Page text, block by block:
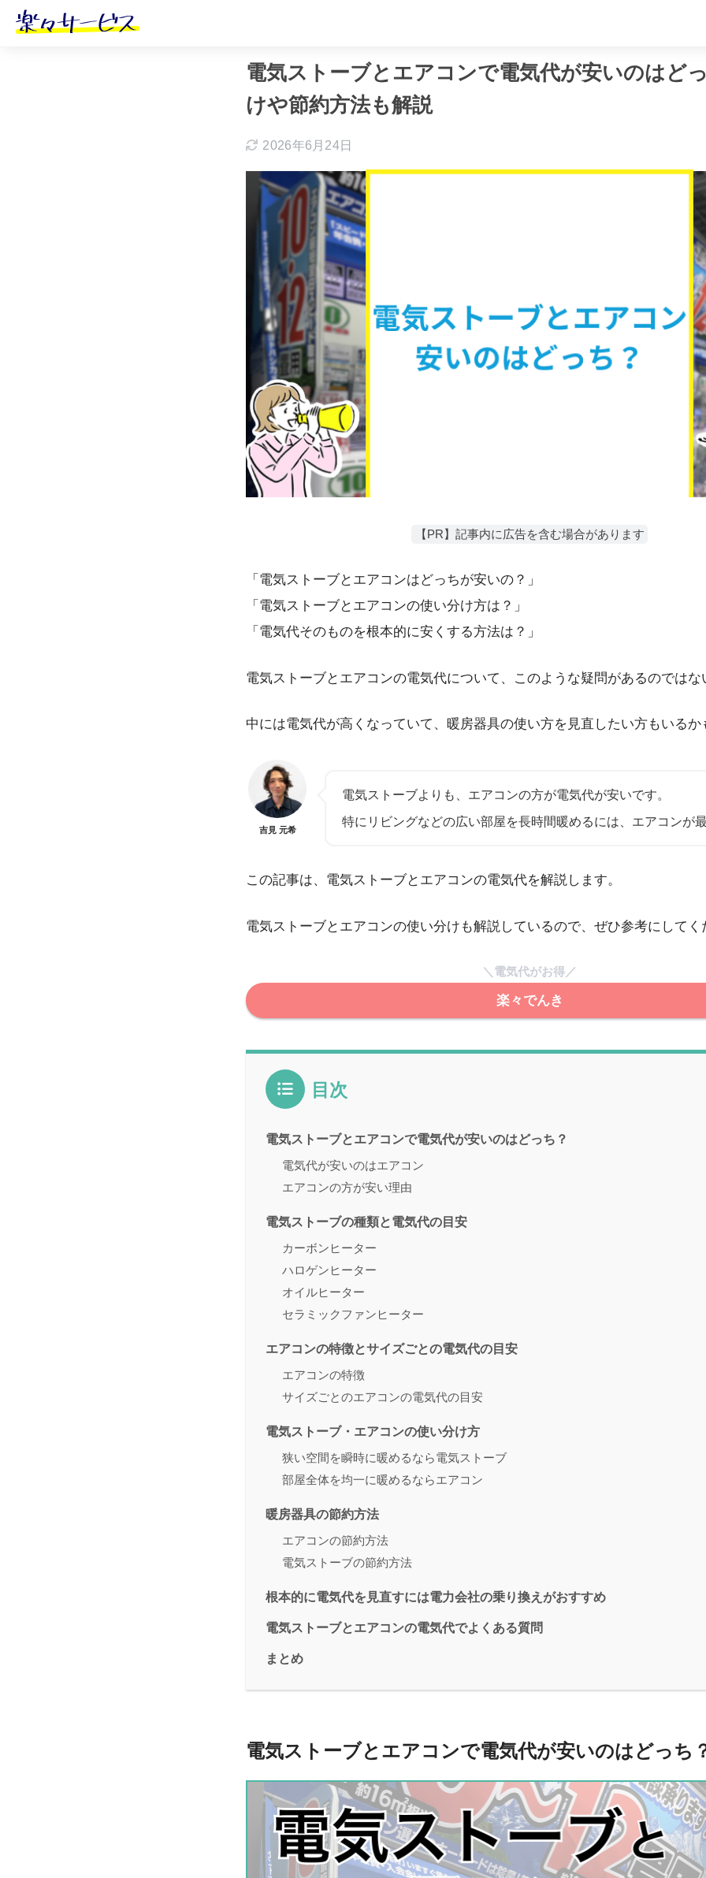
電気ストーブとエアコンで電気代が安いのはど
けや節約方法も解説
2026年6月24日
【PR】記事内に広告を含む場合があります
「電気ストーブとエアコンはどっちが安いの？」
「電気ストーブとエアコンの使い分け方は？」
「電気代そのものを根本的に安くする方法は？」
電気ストーブとエアコンの電気代について、このような疑問があるのではな
中には電気代が高くなっていて、暖房器具の使い方を見直したい方もいるか
吉見 元希
電気ストーブよりも、エアコンの方が電気代が安いです。
特にリビングなどの広い部屋を長時間暖めるには、エアコンが
この記事は、電気ストーブとエアコンの電気代を解説します。
電気ストーブとエアコンの使い分けも解説しているので、ぜひ参考にしてく
＼電気代がお得／
楽々でんき
目次
電気ストーブとエアコンで電気代が安いのはどっち？
電気代が安いのはエアコン
エアコンの方が安い理由
電気ストーブの種類と電気代の目安
カーボンヒーター
ハロゲンヒーター
オイルヒーター
セラミックファンヒーター
エアコンの特徴とサイズごとの電気代の目安
エアコンの特徴
サイズごとのエアコンの電気代の目安
電気ストーブ・エアコンの使い分け方
狭い空間を瞬時に暖めるなら電気ストーブ
部屋全体を均一に暖めるならエアコン
暖房器具の節約方法
エアコンの節約方法
電気ストーブの節約方法
根本的に電気代を見直すには電力会社の乗り換えがおすすめ
電気ストーブとエアコンの電気代でよくある質問
まとめ
電気ストーブとエアコンで電気代が安いのはどっち